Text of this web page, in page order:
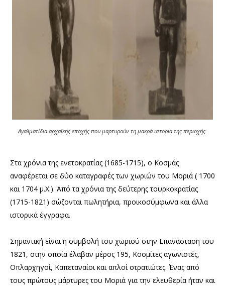
Αγαλματίδια αρχαϊκής εποχής που μαρτυρούν τη μακρά ιστορία της περιοχής.
Στα χρόνια της ενετοκρατίας (1685-1715), ο Κοσμάς
αναφέρεται σε δύο καταγραφές των χωριών του Μοριά ( 1700
και 1704 μ.Χ.). Από τα χρόνια της δεύτερης τουρκοκρατίας
(1715-1821) σώζονται πωλητήρια, προικοσύμφωνα και άλλα
ιστορικά έγγραφα.
Σημαντική είναι η συμβολή του χωριού στην Επανάσταση του
1821, στην οποία έλαβαν μέρος 195, Κοσμίτες αγωνιστές,
Οπλαρχηγοί, Καπεταναίοι και απλοί στρατιώτες. Ένας από
τους πρώτους μάρτυρες του Μοριά για την ελευθερία ήταν και